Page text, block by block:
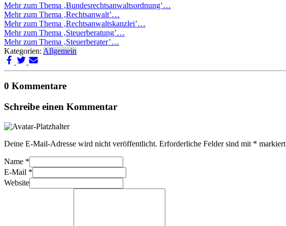
Mehr zum Thema ‚Bundesrechtsanwaltsordnung’…
Mehr zum Thema ‚Rechtsanwalt’…
Mehr zum Thema ‚Rechtsanwaltskanzlei’…
Mehr zum Thema ‚Steuerberatung’…
Mehr zum Thema ‚Steuerberater’…
Kategorien: Allgemein
0 Kommentare
Schreibe einen Kommentar
Deine E-Mail-Adresse wird nicht veröffentlicht. Erforderliche Felder sind mit * markiert
Name *
E-Mail *
Website